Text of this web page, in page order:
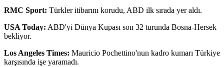
RMC Sport: Türkler itibarını korudu, ABD ilk sırada yer aldı.
USA Today: ABD'yi Dünya Kupası son 32 turunda Bosna-Hersek
bekliyor.
Los Angeles Times: Mauricio Pochettino'nun kadro kumarı Türkiye
karşısında işe yaramadı.